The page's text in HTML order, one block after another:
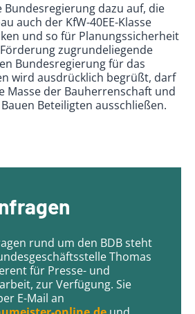
Bundesregierung dazu auf, die
auch der KfW-40EE-Klasse
und so für Planungssicherheit
zugrundeliegende
Bundesregierung für das
wird ausdrücklich begrüßt, darf
Masse der Bauherrenschaft und
Beteiligten ausschließen.
rund um den BDB steht
Thomas
für Presse- und
zur Verfügung. Sie
E-Mail an